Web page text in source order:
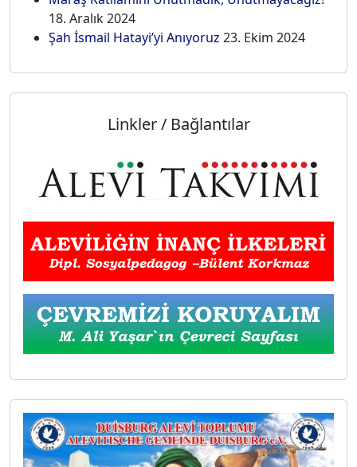
18. Aralık 2024
Şah İsmail Hatayi’yi Anıyoruz 23. Ekim 2024
Linkler / Bağlantılar